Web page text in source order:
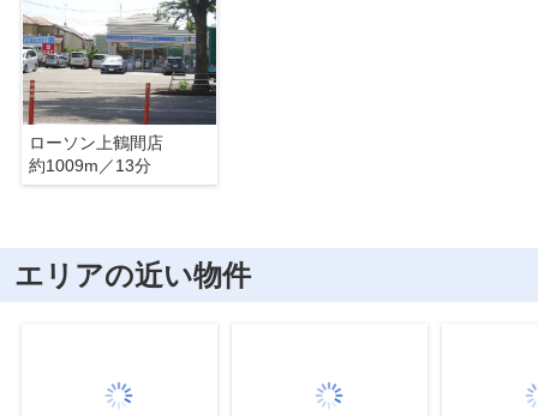
ローソン上鶴間店
約1009m／13分
エリアの近い物件